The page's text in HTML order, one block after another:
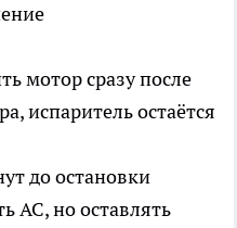
мотор сразу после
испаритель остаётся
до остановки
AC, но оставлять